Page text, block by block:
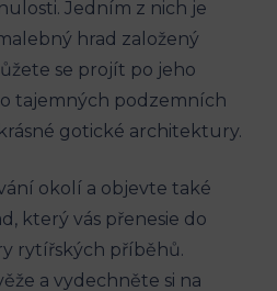
Jedním‍ z nich je‌
hrad ⁢založený⁤
se projít po jeho
​tajemných podzemních
gotické​ architektury.
okolí ‌a objevte⁢ také
který vás ‍přenesie do
rytířských příběhů.
a vydechněte si na